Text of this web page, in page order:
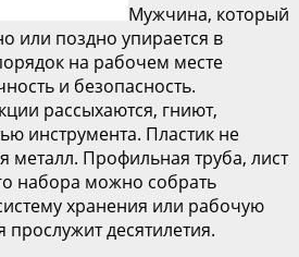
Мужчина, который
или поздно упирается в
на рабочем месте
и безопасность.
рассыхаются, гниют,
инструмента. Пластик не
металл. Профильная труба, лист
набора можно собрать
хранения или рабочую
прослужит десятилетия.